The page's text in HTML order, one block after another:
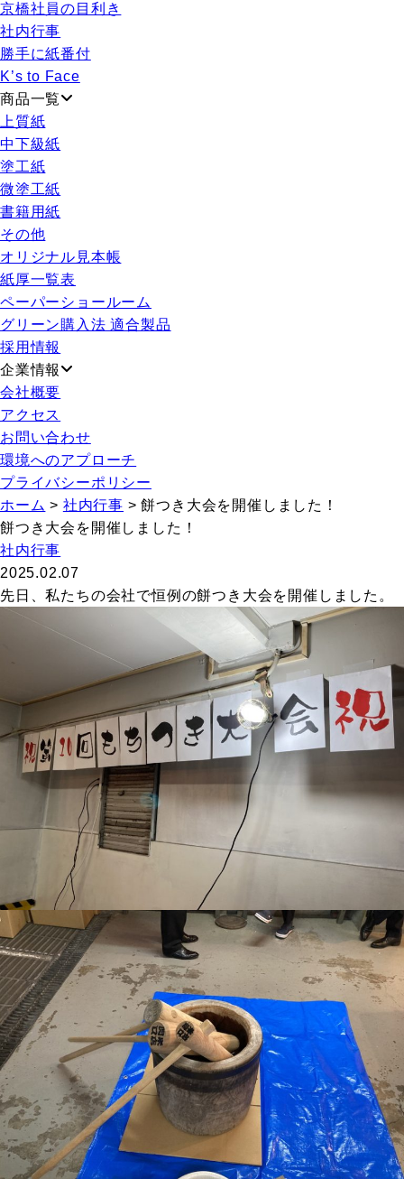
京橋社員の目利き
社内行事
勝手に紙番付
K’s to Face
商品一覧
上質紙
中下級紙
塗工紙
微塗工紙
書籍用紙
その他
オリジナル見本帳
紙厚一覧表
ペーパーショールーム
グリーン購入法 適合製品
採用情報
企業情報
会社概要
アクセス
お問い合わせ
環境へのアプローチ
プライバシーポリシー
ホーム > 社内行事 >餅つき大会を開催しました！
餅つき大会を開催しました！
社内行事
2025.02.07
先日、私たちの会社で恒例の餅つき大会を開催しました。